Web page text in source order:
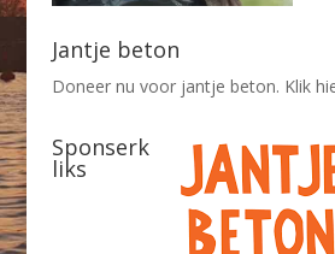
Jantje beton
Doneer nu voor jantje beton. Klik
Sponserk
liks